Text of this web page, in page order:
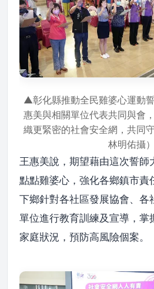
▲彰化縣推動全民雞婆心運動
惠美與相關單位代表共同與會
織更緊密的社會安全網，共同
林明佑攝）
王惠美說，期望藉由這次誓師
點點雞婆心，強化各鄉鎮市責
下鄉針對各社區發展協會、各
單位進行教育訓練及宣導，掌
家庭狀況，預防高風險個案。